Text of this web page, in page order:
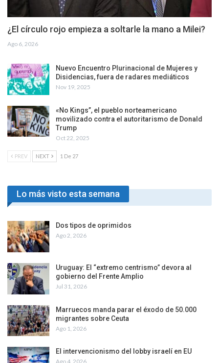
¿El círculo rojo empieza a soltarle la mano a Milei?
Ago 6, 2026
Nuevo Encuentro Plurinacional de Mujeres y
Disidencias, fuera de radares mediáticos
Nov 19, 2025
«No Kings”, el pueblo norteamericano
movilizado contra el autoritarismo de Donald
Trump
Oct 22, 2025
PREV NEXT 1 De 27
Lo más visto esta semana
Dos tipos de oprimidos
Ago 2, 2026
Uruguay: El “extremo centrismo” devora al
gobierno del Frente Amplio
Jul 31, 2026
Marruecos manda parar el éxodo de 50.000
migrantes sobre Ceuta
Ago 1, 2026
El intervencionismo del lobby israelí en EU
Ago 4, 2026